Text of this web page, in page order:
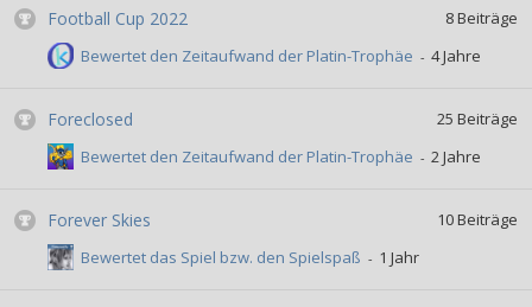
Football Cup 2022 8Beiträge
Bewertet den Zeitaufwand der Platin-Trophäe
Foreclosed 25 Beiträge
Bewertet den Zeitaufwand der Platin-Trophäe
Forever Skies 10Beiträge
Bewertet das Spiel bzw. den Spielspaß